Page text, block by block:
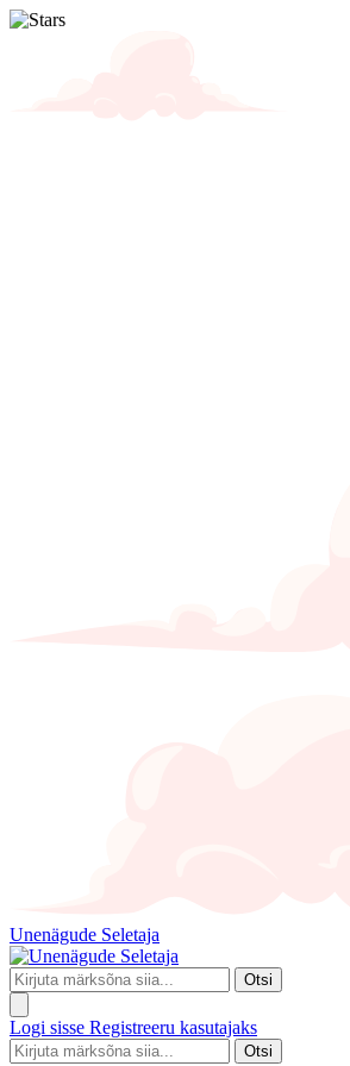
Unenägude Seletaja
Otsi
Logi sisse Registreeru kasutajaks
Otsi